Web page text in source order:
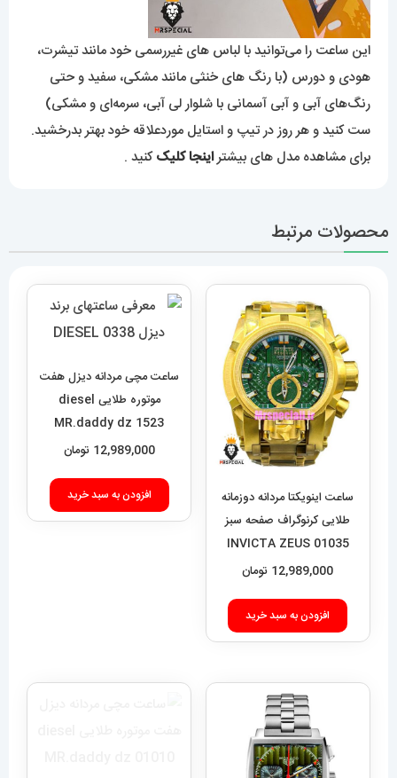
این ساعت را می‌توانید با لباس های غیررسمی خود مانند تیشرت،
هودی و دورس (با رنگ های خنثی مانند مشکی، سفید و حتی
رنگ‌های آبی و آبی آسمانی با شلوار لی آبی، سرمه‌ای و مشکی)
ست کنید و هر روز در تیپ و استایل موردعلاقه خود بهتر بدرخشید.
برای مشاهده مدل های بیشتراینجا کلیککنید .
محصولات مرتبط
ساعت اینویکتا مردانه دوزمانه
طلایی کرنوگراف صفحه سبز
01035 INVICTA ZEUS
12,989,000 تومان
افزودن به سبد خرید
ساعت مچی مردانه دیزل هفت
موتوره طلایی diesel
MR.daddy dz 1523
12,989,000 تومان
افزودن به سبد خرید